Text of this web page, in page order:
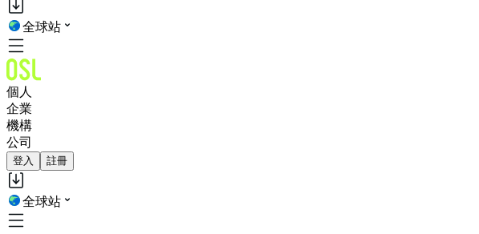
全球站
個人
企業
機構
公司
登入 註冊
全球站